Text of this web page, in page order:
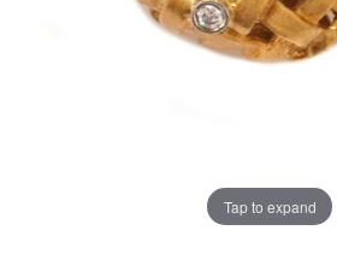
Tap to expand